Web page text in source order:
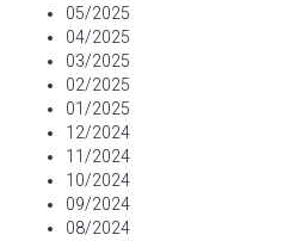
05/2025
04/2025
03/2025
02/2025
01/2025
12/2024
11/2024
10/2024
09/2024
08/2024